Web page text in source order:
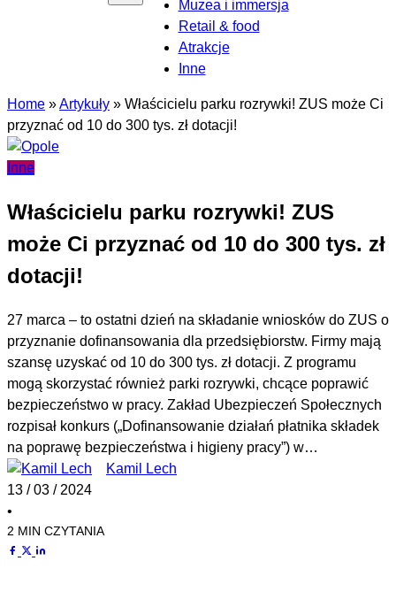
Muzea i immersja
Retail & food
Atrakcje
Inne
Home »Artykuły » Właścicielu parku rozrywki! ZUS może Ci
przyznać od 10 do 300 tys. zł dotacji!
Inne
Właścicielu parku rozrywki! ZUS
może Ci przyznać od 10 do 300 tys. zł
dotacji!
27 marca – to ostatni dzień na składanie wniosków do ZUS o
przyznanie dofinansowania dla przedsiębiorstw. Firmy mają
szansę uzyskać od 10 do 300 tys. zł dotacji. Z programu
mogą skorzystać również parki rozrywki, chcące poprawić
bezpieczeństwo w pracy. Zakład Ubezpieczeń Społecznych
rozpisał konkurs („Dofinansowanie działań płatnika składek
na poprawę bezpieczeństwa i higieny pracy”) w…
Kamil Lech
13 / 03 / 2024
•
2 MIN CZYTANIA